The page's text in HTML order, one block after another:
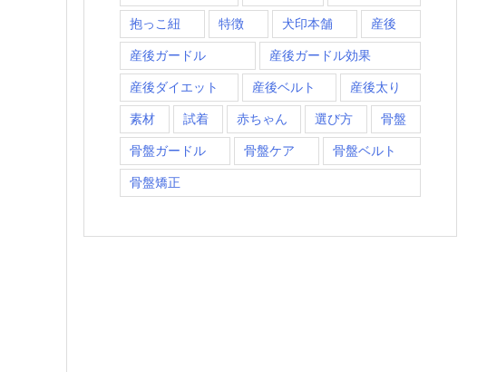
抱っこ紐 特徴 犬印本舗 産後
産後ガードル 産後ガードル効果
産後ダイエット 産後ベルト 産後太り
素材 試着 赤ちゃん 選び方 骨盤
骨盤ガードル 骨盤ケア 骨盤ベルト
骨盤矯正